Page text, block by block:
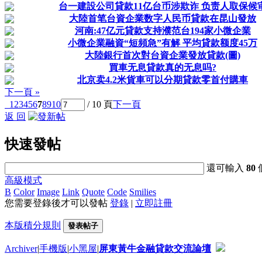
台一建設公司貸款11亿台币涉欺诈 负责人取保候
大陸首笔台資企業数字人民币貸款在昆山發放
河南:47亿元貸款支持濮范台194家小微企業
小微企業融資“短頻急”有解 平均貸款额度45万
大陸銀行首次對台資企業發放貸款(圖)
買車无息貸款真的无息吗?
北京卖4.2米貨車可以分期貸款零首付購車
下一頁 »
1 2345678910 / 10 頁下一頁
返 回
快速發帖
還可輸入80
高級模式
B Color Image Link Quote Code Smilies
您需要登錄後才可以發帖 登錄 | 立即註冊
本版積分規則 發表帖子
Archiver|手機版|小黑屋|屏東黃牛金融貸款交流論壇